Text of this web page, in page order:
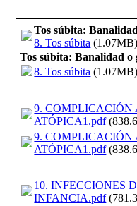
Tos súbita:
8. Tos súbita (1.07MB)
Tos súbita: Banalidad o
8. Tos súbita (1.07MB)
9. COMPLICACIÓN
ATÓPICA1.pdf
9. COMPLICACIÓN
ATÓPICA1.pdf
10. INFECCIONES
INFANCIA.pdf